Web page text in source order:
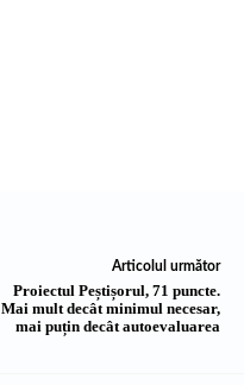
Articolul următor
Proiectul Peștișorul, 71 puncte.
Mai mult decât minimul necesar,
mai puțin decât autoevaluarea